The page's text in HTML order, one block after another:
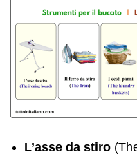
L’asse da stiro